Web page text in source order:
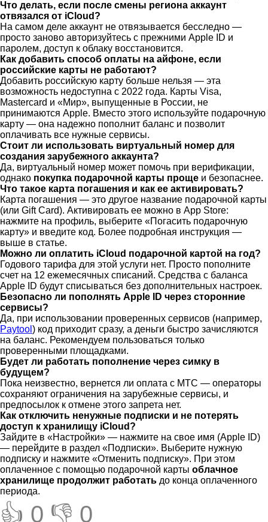
Что делать, если после смены региона аккаунт
отвязался от iCloud?
На самом деле аккаунт не отвязывается бесследно —
просто заново авторизуйтесь с прежними Apple ID и
паролем, доступ к облаку восстановится.
Как добавить способ оплаты на айфоне, если
российские карты не работают?
Добавить российскую карту больше нельзя — эта
возможность недоступна с 2022 года. Карты Visa,
Mastercard и «Мир», выпущенные в России, не
принимаются Apple. Вместо этого используйте подарочную
карту — она надежно пополнит баланс и позволит
оплачивать все нужные сервисы.
Стоит ли использовать виртуальный номер для
создания зарубежного аккаунта?
Да, виртуальный номер может помочь при верификации,
однако покупка подарочной карты проще и безопаснее.
Что такое карта погашения и как ее активировать?
Карта погашения — это другое название подарочной карты
(или Gift Card). Активировать ее можно в App Store:
нажмите на профиль, выберите «Погасить подарочную
карту» и введите код. Более подробная инструкция —
выше в статье.
Можно ли оплатить iCloud подарочной картой на год?
Годового тарифа для этой услуги нет. Просто пополните
счет на 12 ежемесячных списаний. Средства с баланса
Apple ID будут списываться без дополнительных настроек.
Безопасно ли пополнять Apple ID через сторонние
сервисы?
Да, при использовании проверенных сервисов (например,
Paytool ) код приходит сразу, а деньги быстро зачисляются
на баланс. Рекомендуем пользоваться только
проверенными площадками.
Будет ли работать пополнение через симку в
будущем?
Пока неизвестно, вернется ли оплата с МТС — операторы
сохраняют ограничения на зарубежные сервисы, и
предпосылок к отмене этого запрета нет.
Как отключить ненужные подписки и не потерять
доступ к хранилищу iCloud?
Зайдите в «Настройки» — нажмите на свое имя (Apple ID)
— перейдите в раздел «Подписки». Выберите нужную
подписку и нажмите «Отменить подписку». При этом
оплаченное с помощью подарочной карты облачное
хранилище продолжит работать до конца оплаченного
периода.
👍 0 👎 0